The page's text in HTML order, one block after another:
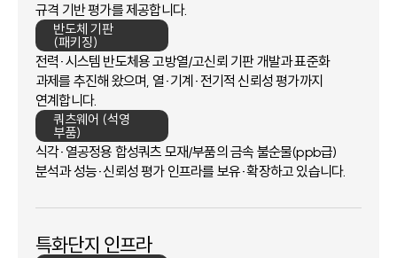
규격 기반 평가를 제공합니다.
반도체 기판
(패키징)
전력·시스템 반도체용 고방열/고신뢰 기판 개발과 표준화
과제를 추진해 왔으며, 열·기계·전기적 신뢰성 평가까지
연계합니다.
쿼츠웨어 (석영
부품)
식각·열공정용 합성쿼츠 모재/부품의 금속 불순물(ppb급)
분석과성능·신뢰성 평가 인프라를 보유·확장하고 있습니다.
특화단지 인프라